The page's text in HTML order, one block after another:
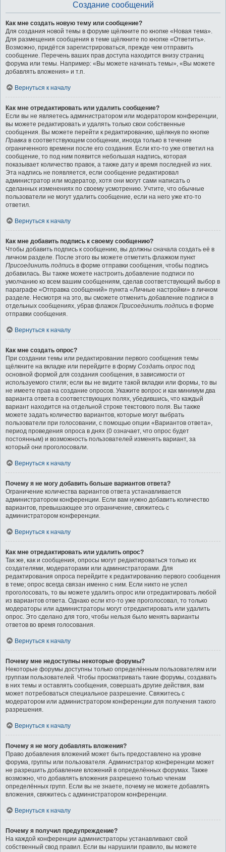
Создание сообщений
Как мне создать новую тему или сообщение?
Для создания новой темы в форуме щёлкните по кнопке «Новая тема».
Для размещения сообщения в теме щёлкните по кнопке «Ответить».
Возможно, придётся зарегистрироваться, прежде чем отправить
сообщение. Перечень ваших прав доступа находится внизу страниц
форума или темы. Например: «Вы можете начинать темы», «Вы можете
добавлять вложения» и т.п.
Вернуться к началу
Как мне отредактировать или удалить сообщение?
Если вы не являетесь администратором или модератором конференции,
вы можете редактировать и удалять только свои собственные
сообщения. Вы можете перейти к редактированию, щёлкнув по кнопке
Правка в соответствующем сообщении, иногда только в течение
ограниченного времени после его создания. Если кто-то уже ответил на
сообщение, то под ним появится небольшая надпись, которая
показывает количество правок, а также дату и время последней из них.
Эта надпись не появляется, если сообщение редактировал
администратор или модератор, хотя они могут сами написать о
сделанных изменениях по своему усмотрению. Учтите, что обычные
пользователи не могут удалить сообщение, если на него уже кто-то
ответил.
Вернуться к началу
Как мне добавить подпись к своему сообщению?
Чтобы добавить подпись к сообщению, вы должны сначала создать её в
личном разделе. После этого вы можете отметить флажком пункт
Присоединить подпись в форме отправки сообщения, чтобы подпись
добавилась. Вы также можете настроить добавление подписи по
умолчанию ко всем вашим сообщениям, сделав соответствующий выбор в
параграфе «Отправка сообщений» пункта «Личные настройки» в личном
разделе. Несмотря на это, вы сможете отменить добавление подписи в
отдельных сообщениях, убрав флажок Присоединить подпись в форме
отправки сообщения.
Вернуться к началу
Как мне создать опрос?
При создании темы или редактировании первого сообщения темы
щёлкните на вкладке или перейдите в форму Создать опрос под
основной формой для создания сообщения, в зависимости от
используемого стиля; если вы не видите такой вкладки или формы, то вы
не имеете прав на создание опросов. Укажите вопрос и как минимум два
варианта ответа в соответствующих полях, убедившись, что каждый
вариант находится на отдельной строке текстового поля. Вы также
можете задать количество вариантов, которые могут выбрать
пользователи при голосовании, с помощью опции «Вариантов ответа»,
период проведения опроса в днях (0 означает, что опрос будет
постоянным) и возможность пользователей изменять вариант, за
который они проголосовали.
Вернуться к началу
Почему я не могу добавить больше вариантов ответа?
Ограничение количества вариантов ответа устанавливается
администратором конференции. Если вам нужно добавить количество
вариантов, превышающее это ограничение, свяжитесь с
администратором конференции.
Вернуться к началу
Как мне отредактировать или удалить опрос?
Так же, как и сообщения, опросы могут редактироваться только их
создателями, модераторами или администраторами. Для
редактирования опроса перейдите к редактированию первого сообщения
в теме; опрос всегда связан именно с ним. Если никто не успел
проголосовать, то вы можете удалить опрос или отредактировать любой
из вариантов ответа. Однако если кто-то уже проголосовал, то только
модераторы или администраторы могут отредактировать или удалить
опрос. Это сделано для того, чтобы нельзя было менять варианты
ответов во время голосования.
Вернуться к началу
Почему мне недоступны некоторые форумы?
Некоторые форумы доступны только определённым пользователям или
группам пользователей. Чтобы просматривать такие форумы, создавать
в них темы и оставлять сообщения, совершать другие действия, вам
может потребоваться специальное разрешение. Свяжитесь с
модератором или администратором конференции для получения такого
разрешения.
Вернуться к началу
Почему я не могу добавлять вложения?
Право добавления вложений может быть предоставлено на уровне
форума, группы или пользователя. Администратор конференции может
не разрешить добавление вложений в определённых форумах. Также
возможно, что добавлять вложения разрешено только членам
определённых групп. Если вы не знаете, почему не можете добавлять
вложения, свяжитесь с администратором конференции.
Вернуться к началу
Почему я получил предупреждение?
На каждой конференции администраторы устанавливают свой
собственный свод правил. Если вы нарушили правило, вы можете